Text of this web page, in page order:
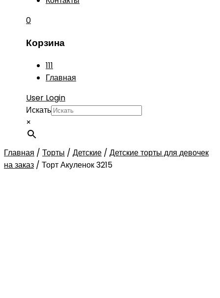
0
Корзина
111
Главная
User Login
Искать
×
Главная / Торты / Детские / Детские торты для девочек
на заказ / Торт Акуленок 3215